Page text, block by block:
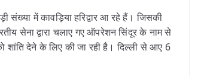
संख्या में कावड़िया हरिद्वार आ रहे हैं। जिसकी
सेना द्वारा चलाए गए ऑपरेशन सिंदूर के नाम से
शांति देने के लिए की जा रही है। दिल्ली से आए 6